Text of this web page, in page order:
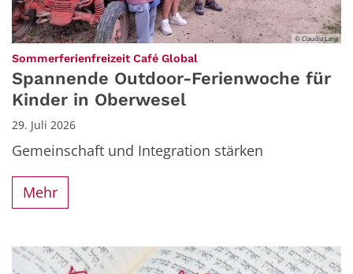
© Claudia Lang
Sommerferienfreizeit Café Global
Spannende Outdoor-Ferienwoche für
Kinder in Oberwesel
29. Juli 2026
Gemeinschaft und Integration stärken
Mehr